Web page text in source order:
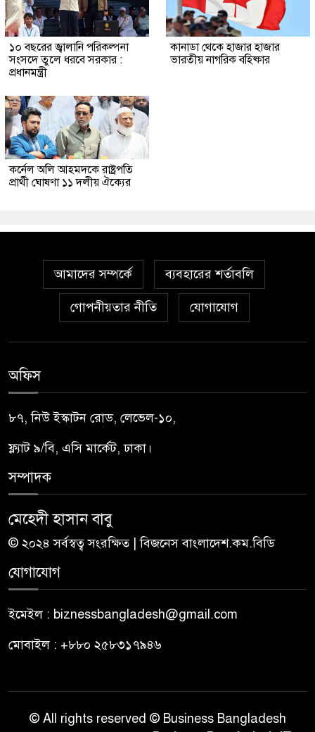
১০ বছরের জ্বালানি পরিকল্পনা
সংসদে তুলে ধরবে সরকার :
প্রধানমন্ত্রী
কানাডা থেকে হাজার হাজার
ভারতীয় নাগরিক বহিষ্কার
কর্নেল অলি আহমদকে রাষ্ট্রপতি
প্রার্থী ঘোষণা ১১ দলীয় ঐক্যের
আমাদের সম্পর্কে ব্যবহারের শর্তাবলি
গোপনীয়তার নীতি যোগাযোগ
অফিস
৮৭, নিউ ইস্কাটন রোড, লেভেল-১০,
ফ্ল্যাট ৯/বি, এসি মার্কেট, ঢাকা।
সম্পাদক
মেহেদী হাসান বাবু
© ২০২৪ সর্বস্বত্ব সংরক্ষিত | বিজনেস বাংলাদেশ.কম.বিডি
যোগাযোগ
ইমেইল : biznessbangladesh@gmail.com
মোবাইল : +৮৮০ ২৫৮৩১৭৯৪৬
© All rights reserved © Business Bangladesh